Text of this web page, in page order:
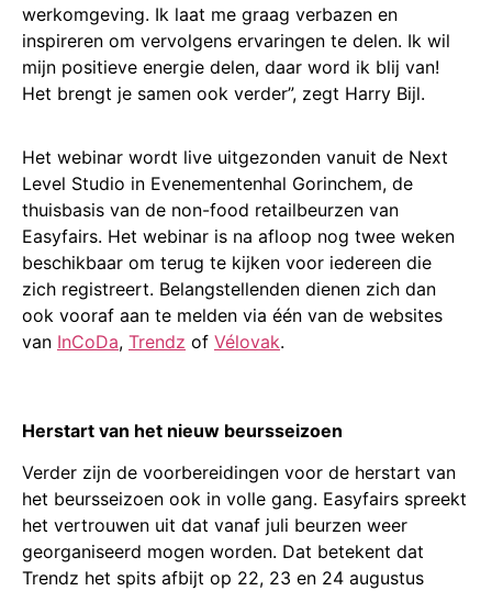
werkomgeving. Ik laat me graag verbazen en
inspireren om vervolgens ervaringen te delen. Ik wil
mijn positieve energie delen, daar word ik blij van!
Het brengt je samen ook verder”, zegt Harry Bijl.
Het webinar wordt live uitgezonden vanuit de Next
Level Studio in Evenementenhal Gorinchem, de
thuisbasis van de non-food retailbeurzen van
Easyfairs. Het webinar is na afloop nog twee weken
beschikbaar om terug te kijken voor iedereen die
zich registreert. Belangstellenden dienen zich dan
ook vooraf aan te melden via één van de websites
van InCoDa, Trendz of Vélovak.
Herstart van het nieuw beursseizoen
Verder zijn de voorbereidingen voor de herstart van
het beursseizoen ook in volle gang. Easyfairs spreekt
het vertrouwen uit dat vanaf juli beurzen weer
georganiseerd mogen worden. Dat betekent dat
Trendz het spits afbijt op 22, 23 en 24 augustus